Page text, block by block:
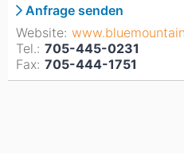
Anfrage senden
Website:
Tel.: 705-445-0231
Fax: 705-444-1751